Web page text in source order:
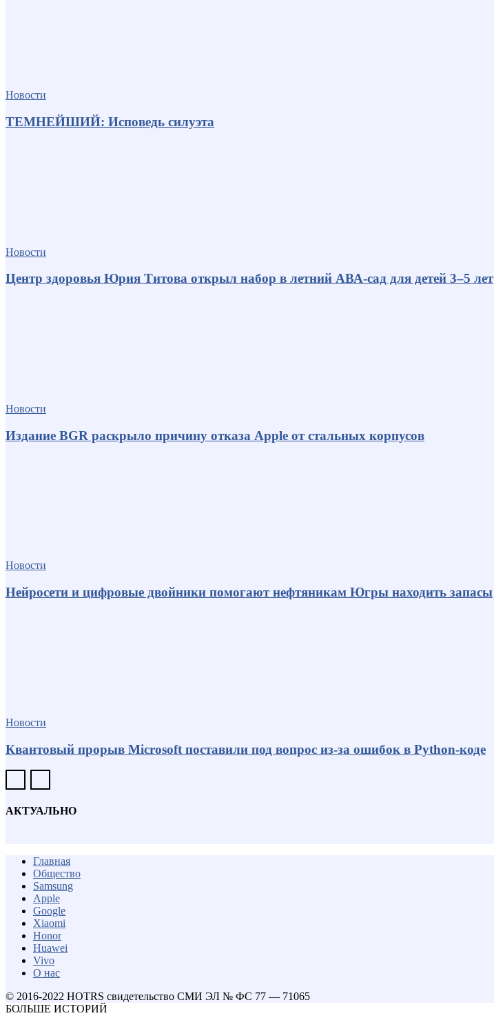
Новости
ТЕМНЕЙШИЙ: Исповедь силуэта
Новости
Центр здоровья Юрия Титова открыл набор в летний АВА-сад для детей 3–5 лет
Новости
Издание BGR раскрыло причину отказа Apple от стальных корпусов
Новости
Нейросети и цифровые двойники помогают нефтяникам Югры находить запасы
Новости
Квантовый прорыв Microsoft поставили под вопрос из-за ошибок в Python-коде
АКТУАЛЬНО
Главная
Общество
Samsung
Apple
Google
Xiaomi
Honor
Huawei
Vivo
О нас
© 2016-2022 HOTRS свидетельство СМИ ЭЛ № ФС 77 — 71065
БОЛЬШЕ ИСТОРИЙ